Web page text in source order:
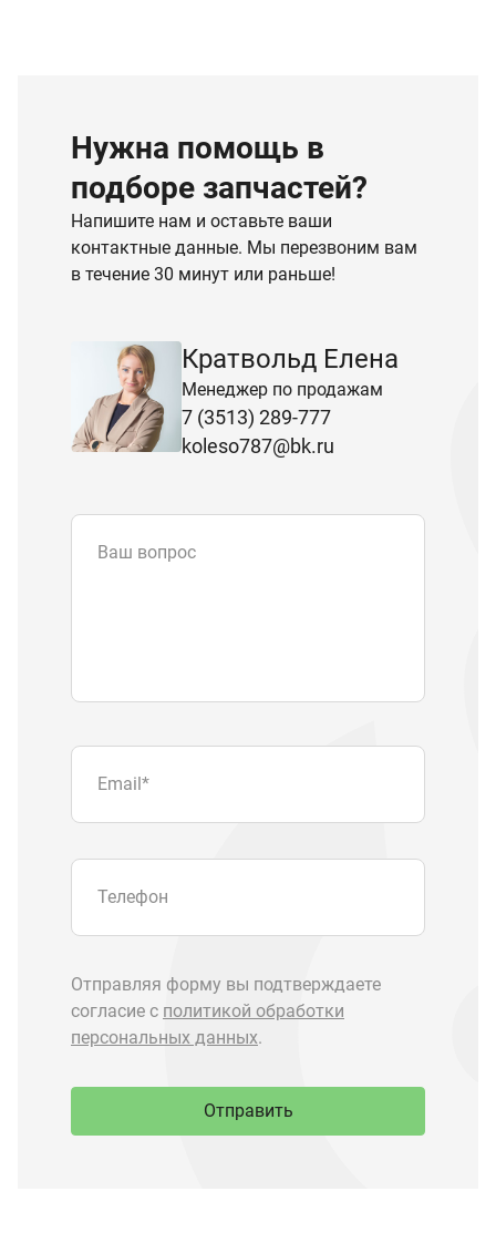
Нужна помощь в
подборе запчастей?
Напишите нам и оставьте ваши
контактные данные. Мы перезвоним вам
в течение 30 минут или раньше!
Кратвольд Елена
Менеджер по продажам
7 (3513) 289-777
koleso787@bk.ru
Ваш вопрос
Запчасти Урал
Запчасти Камаз
Спецпредложения